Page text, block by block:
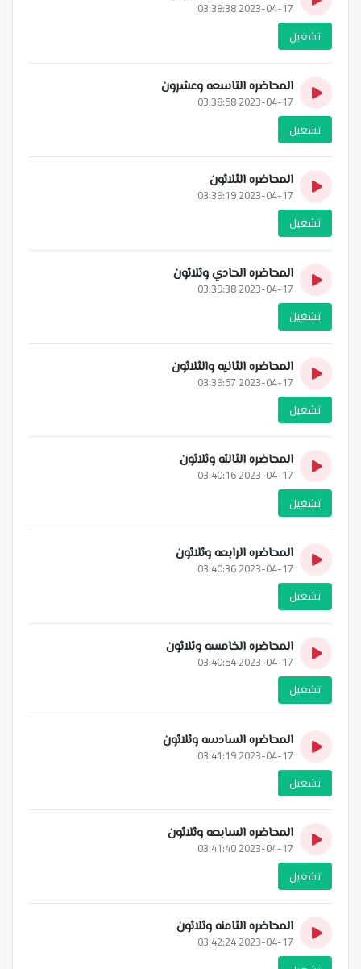
2023-04-17 03:38:38
تشغيل
المحاضره التاسعه وعشرون
2023-04-17 03:38:58
تشغيل
المحاضره الثلاثون
2023-04-17 03:39:19
تشغيل
المحاضره الحادي وثلاثون
2023-04-17 03:39:38
تشغيل
المحاضره الثانيه والثلاثون
2023-04-17 03:39:57
تشغيل
المحاضره الثالثه وثلاثون
2023-04-17 03:40:16
تشغيل
المحاضره الرابعه وثلاثون
2023-04-17 03:40:36
تشغيل
المحاضره الخامسه وثلاثون
2023-04-17 03:40:54
تشغيل
المحاضره السادسه وثلاثون
2023-04-17 03:41:19
تشغيل
المحاضره السابعه وثلاثون
2023-04-17 03:41:40
تشغيل
المحاضره الثامنه وثلاثون
2023-04-17 03:42:24